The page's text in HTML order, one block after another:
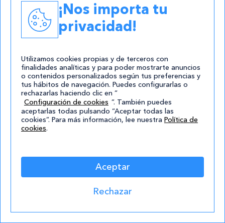
13/09/2023
Los mejores cursos para ser freelance
12/09/2023
Campus Training Valladolid:
¡Nos importa tu
privacidad!
Utilizamos cookies propias y de terceros con
finalidades analíticas y para poder mostrarte anuncios
o contenidos personalizados según tus preferencias y
tus hábitos de navegación. Puedes configurarlas o
rechazarlas haciendo clic en “
Configuración de cookies ”. También puedes
aceptarlas todas pulsando “Aceptar todas las
cookies”. Para más información, lee nuestra Política de
cookies.
Aceptar
Rechazar